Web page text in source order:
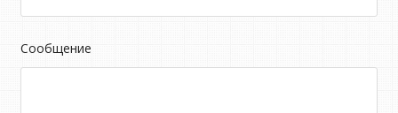
Сообщение